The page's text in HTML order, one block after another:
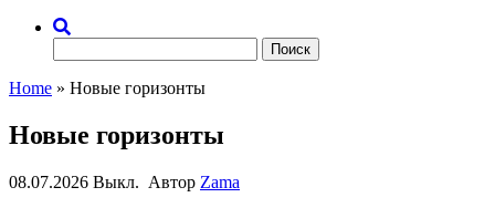
Home » Новые горизонты
Новые горизонты
08.07.2026 Выкл. Автор Zama